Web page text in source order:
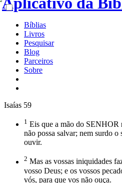
Bíblias
Livros
Pesquisar
Blog
Parceiros
Sobre
Isaías 59
1 Eis que a mão do SENHOR
não possa salvar; nem surdo
ouvir.
2 Mas as vossas iniquidades
vosso Deus; e os vossos
vós, para que vos não ouça.